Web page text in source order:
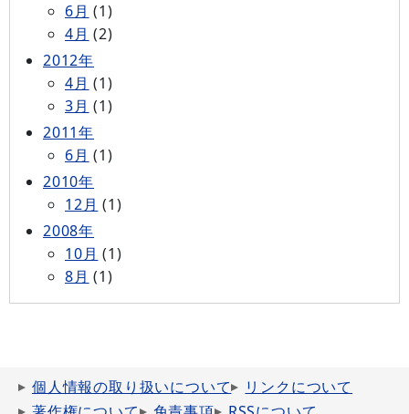
6月 (1)
4月 (2)
2012年
4月 (1)
3月 (1)
2011年
6月 (1)
2010年
12月 (1)
2008年
10月 (1)
8月 (1)
個人情報の取り扱いについて
リンクについて